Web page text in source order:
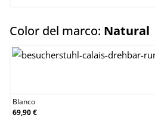
Color del marco: Natural
Blanco
69,90 €